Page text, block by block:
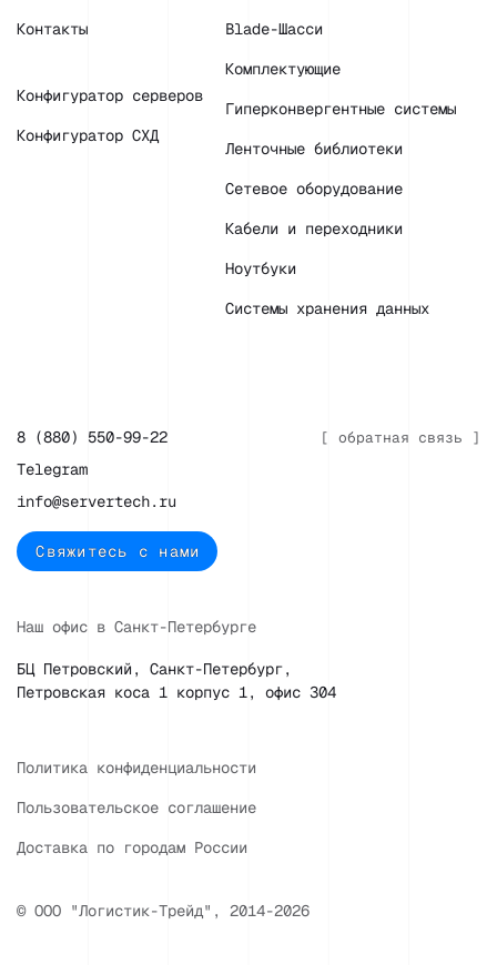
Контакты
Конфигуратор серверов
Конфигуратор СХД
Blade-Шасси
Комплектующие
Гиперконвергентные системы
Ленточные библиотеки
Сетевое оборудование
Кабели и переходники
Ноутбуки
Системы хранения данных
[ обратная связь ]
8 (880) 550-99-22
Telegram
info@servertech.ru
Свяжитесь с нами
Наш офис в Санкт-Петербурге
БЦ Петровский, Санкт-Петербург,
Петровская коса 1 корпус 1, офис 304
Политика конфиденциальности
Пользовательское соглашение
Доставка по городам России
© ООО "Логистик-Трейд", 2014-2026